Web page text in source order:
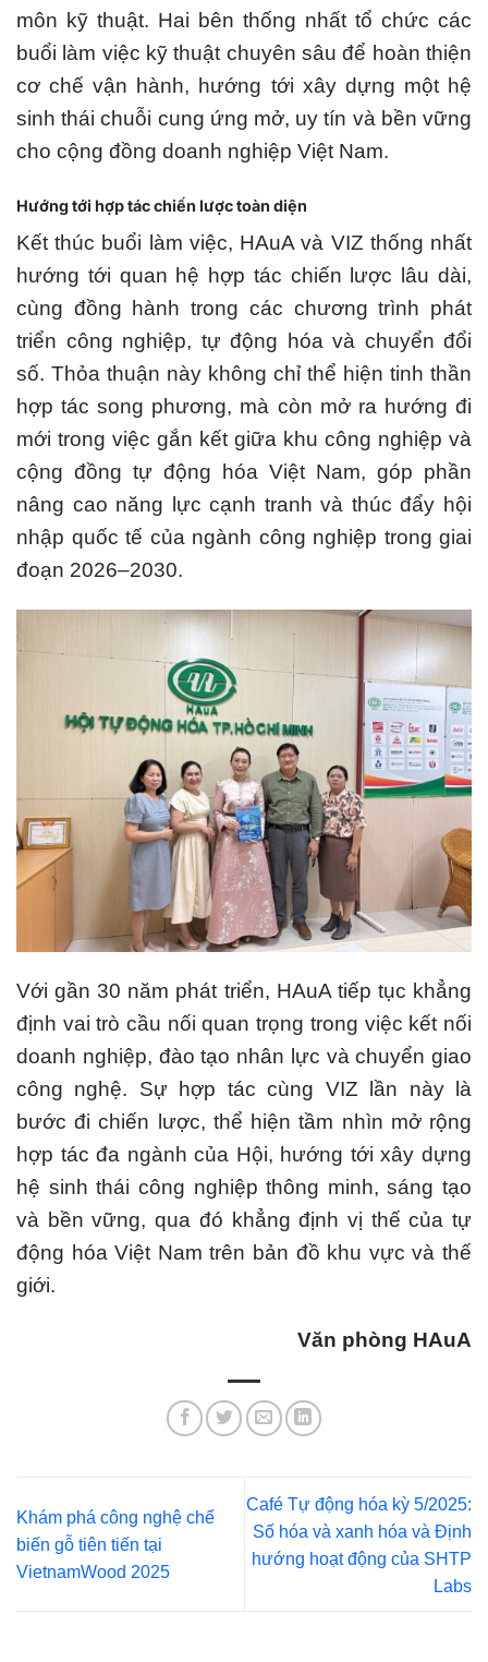
môn kỹ thuật. Hai bên thống nhất tổ chức các
buổi làm việc kỹ thuật chuyên sâu để hoàn thiện
cơ chế vận hành, hướng tới xây dựng một hệ
sinh thái chuỗi cung ứng mở, uy tín và bền vững
cho cộng đồng doanh nghiệp Việt Nam.
Hướng tới hợp tác chiến lược toàn diện
Kết thúc buổi làm việc, HAuA và VIZ thống nhất
hướng tới quan hệ hợp tác chiến lược lâu dài,
cùng đồng hành trong các chương trình phát
triển công nghiệp, tự động hóa và chuyển đổi
số. Thỏa thuận này không chỉ thể hiện tinh thần
hợp tác song phương, mà còn mở ra hướng đi
mới trong việc gắn kết giữa khu công nghiệp và
cộng đồng tự động hóa Việt Nam, góp phần
nâng cao năng lực cạnh tranh và thúc đẩy hội
nhập quốc tế của ngành công nghiệp trong giai
đoạn 2026–2030.
Với gần 30 năm phát triển, HAuA tiếp tục khẳng
định vai trò cầu nối quan trọng trong việc kết nối
doanh nghiệp, đào tạo nhân lực và chuyển giao
công nghệ. Sự hợp tác cùng VIZ lần này là
bước đi chiến lược, thể hiện tầm nhìn mở rộng
hợp tác đa ngành của Hội, hướng tới xây dựng
hệ sinh thái công nghiệp thông minh, sáng tạo
và bền vững, qua đó khẳng định vị thế của tự
động hóa Việt Nam trên bản đồ khu vực và thế
giới.
Văn phòng HAuA
Khám phá công nghệ chế
biến gỗ tiên tiến tại
VietnamWood 2025
Café Tự động hóa kỳ 5/2025:
Số hóa và xanh hóa và Định
hướng hoạt động của SHTP
Labs